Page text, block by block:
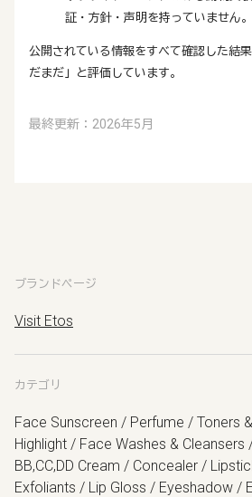
証・方針・声明を持っていません。
公開されている情報をすべて確認した結
だまだ」と評価しています。
最終更新：2026年5月
ブランドページ
Visit Etos
カテゴリ
Face Sunscreen / Perfume / Toners
Highlight / Face Washes &
BB,CC,DD Cream / Concealer /
Exfoliants / Lip Gloss / Eyeshadow /